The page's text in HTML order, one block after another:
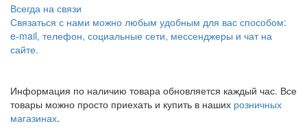
Всегда на связи
Связаться с нами можно любым удобным для вас способом:
e-mail, телефон, социальные сети, мессенджеры и чат на
сайте.
Информация по наличию товара обновляется каждый час. Все
товары можно просто приехать и купить в наших розничных
магазинах.